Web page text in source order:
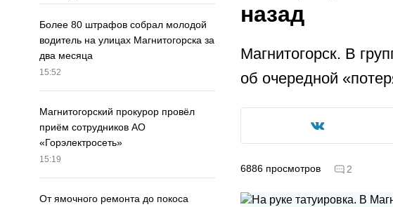
Более 80 штрафов собрал молодой
водитель на улицах Магнитогорска за
два месяца
15:52
Магнитогорский прокурор провёл
приём сотрудников АО
«Горэлектросеть»
15:19
От ямочного ремонта до покоса
назад
Магнитогорск. В
об очередной
6886 просмотров 2